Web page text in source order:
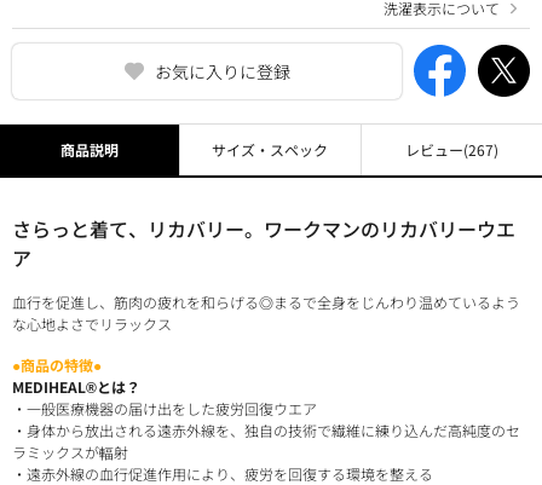
お気に入りに登録
洗濯表示について
商品説明
さらっと着て、リカバリー。ワークマンのリカバリーウエ
ア
血行を促進し、筋肉の疲れを和らげる◎まるで全身をじんわり温めているよう
な心地よさでリラックス
●商品の特徴●
MEDIHEAL®とは？
・一般医療機器の届け出をした疲労回復ウエア
・身体から放出される遠赤外線を、独自の技術で繊維に練り込んだ高純度のセ
ラミックスが輻射
・遠赤外線の血行促進作用により、疲労を回復する環境を整える
サイズ・スペック レビュー(267)